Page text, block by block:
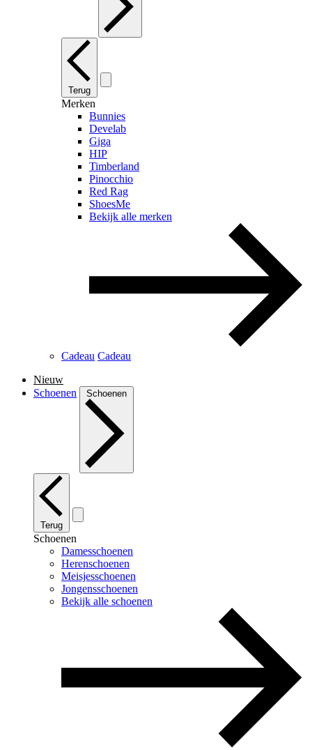
Terug
Merken
Bunnies
Develab
Giga
HIP
Timberland
Pinocchio
Red Rag
ShoesMe
Bekijk alle merken
Cadeau Cadeau
Nieuw
Schoenen
Schoenen
Terug
Schoenen
Damesschoenen
Herenschoenen
Meisjesschoenen
Jongensschoenen
Bekijk alle schoenen